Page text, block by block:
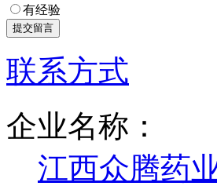
有经验
联系方式
企业名称：
江西众腾药